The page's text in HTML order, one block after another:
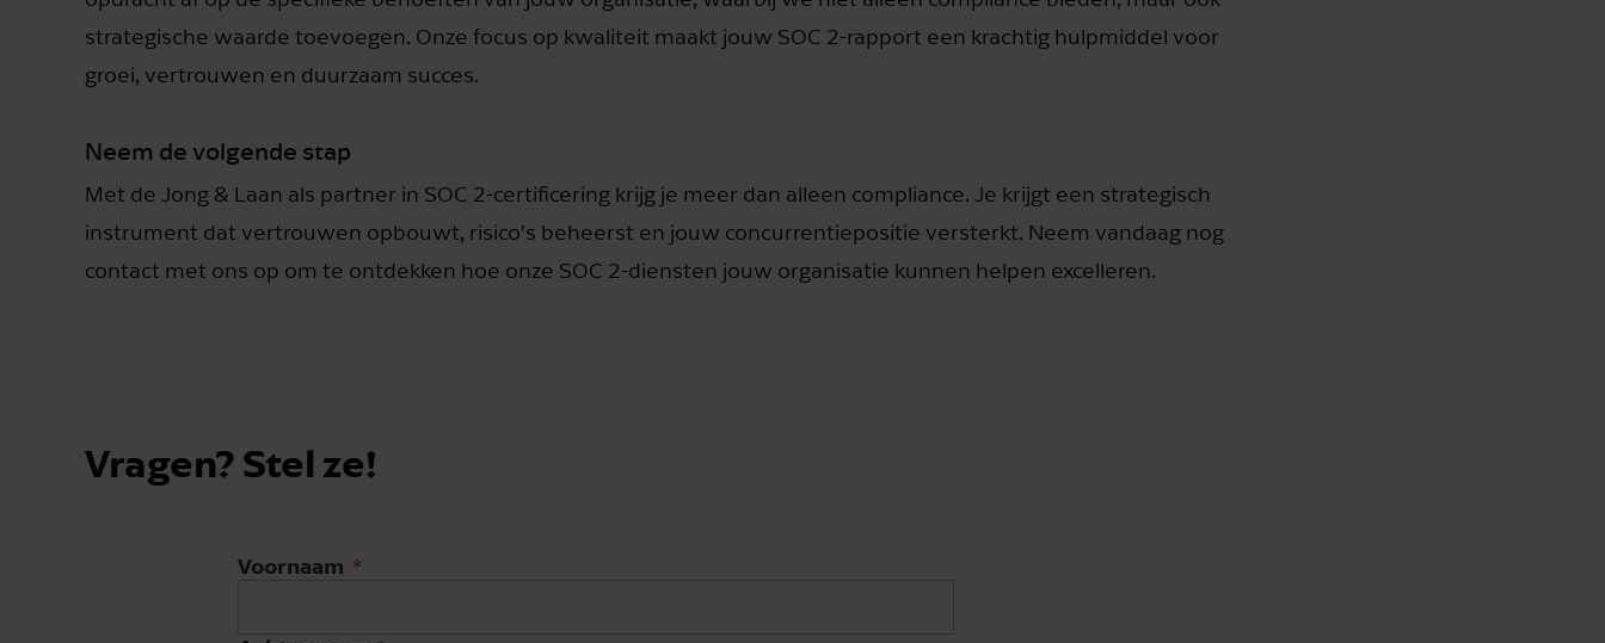
strategische waarde toevoegen. Onze focus op kwaliteit maakt jouw SOC 2-rapport een krachtig hulpmiddel voor
groei, vertrouwen en duurzaam succes.
Neem de volgende stap
Met de Jong & Laan als partner in SOC 2-certificering krijg je meer dan alleen compliance. Je krijgt een strategisch
instrument dat vertrouwen opbouwt, risico’s beheerst en jouw concurrentiepositie versterkt. Neem vandaag nog
contact met ons op om te ontdekken hoe onze SOC 2-diensten jouw organisatie kunnen helpen excelleren.
Vragen? Stel ze!
Voornaam